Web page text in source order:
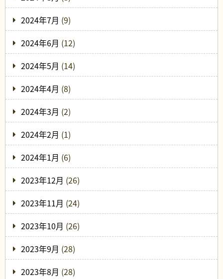
2024年7月 (9)
2024年6月 (12)
2024年5月 (14)
2024年4月 (8)
2024年3月 (2)
2024年2月 (1)
2024年1月 (6)
2023年12月 (26)
2023年11月 (24)
2023年10月 (26)
2023年9月 (28)
2023年8月 (28)